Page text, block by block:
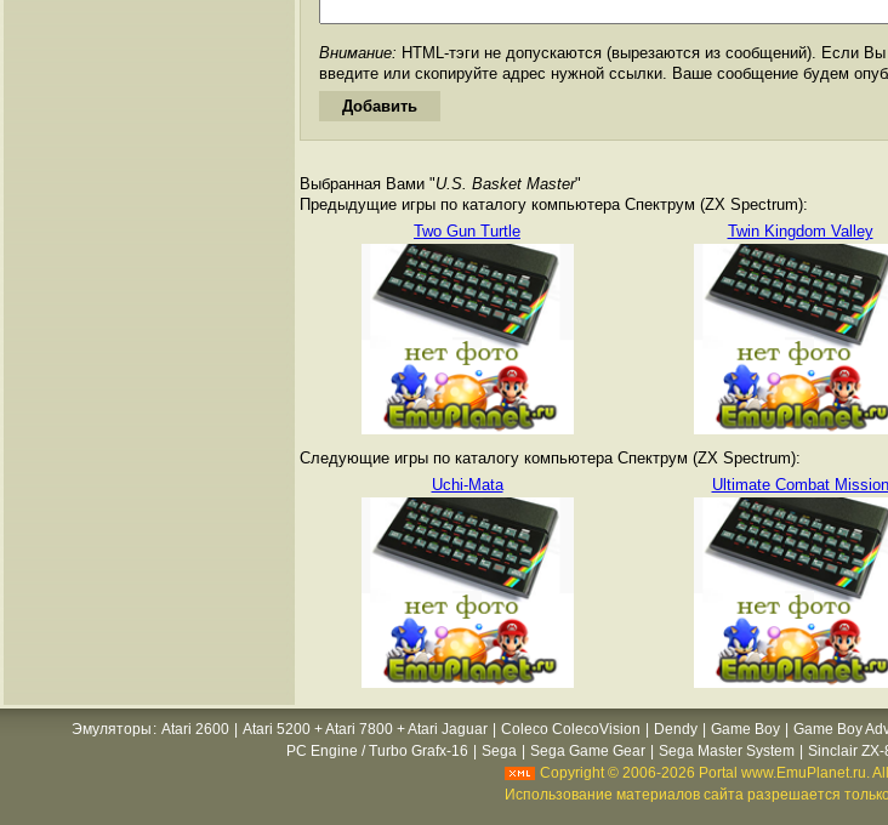
Внимание: HTML-тэги не допускаются (вырезаются из сообщений). Если
введите или скопируйте адрес нужной ссылки. Ваше сообщение будем
Выбранная Вами "U.S. Basket Master"
Предыдущие игры по каталогу компьютера Спектрум (ZX Spectrum):
Two Gun Turtle
Twin Kingdom Valley
Следующие игры по каталогу компьютера Спектрум (ZX Spectrum):
Uchi-Mata
Ultimate Combat Mission
Эмуляторы : Atari 2600 Atari 5200 + Atari 7800 + Atari Jaguar Coleco ColecoVision Dendy Game Boy Game Boy
PC Engine / Turbo Grafx-16
Sega Sega Game Gear Sega Master System Sinclair ZX-
Copyright © 2006-2026 Portal www.EmuPlanet.ru.
Использование материалов сайта разрешается